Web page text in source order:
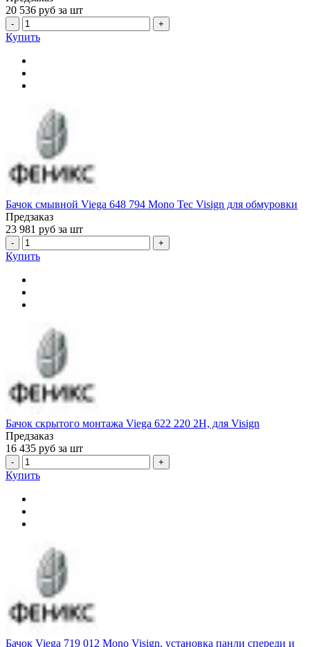
20 536 руб за шт
- +
Купить
Бачок смывной Viega 648 794 Mono Tec Visign для обмуровки
Предзаказ
23 981 руб за шт
- +
Купить
Бачок скрытого монтажа Viega 622 220 2H, для Visign
Предзаказ
16 435 руб за шт
- +
Купить
Бачок Viega 719 012 Mono Visign, установка панли спереди и